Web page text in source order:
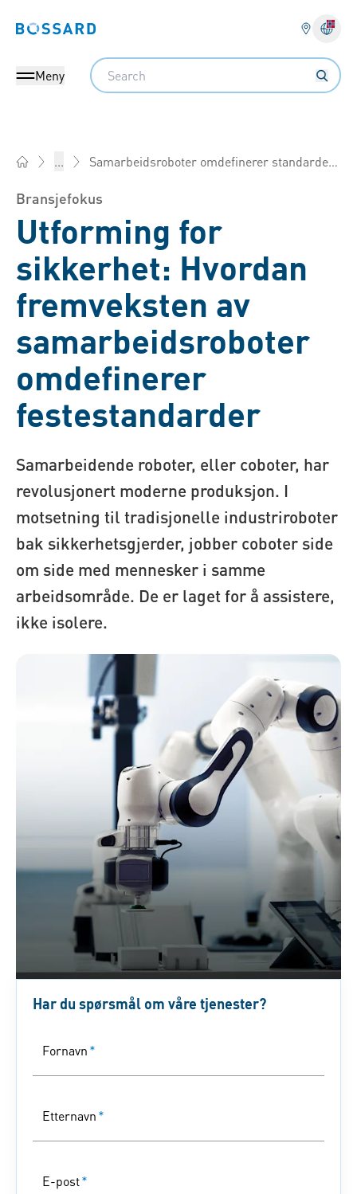
Bossard homepage
Meny
Search
... Samarbeidsroboter omdefinerer standarder for festing
Bransjefokus
Utforming for
sikkerhet: Hvordan
fremveksten av
samarbeidsroboter
omdefinerer
festestandarder
Samarbeidende roboter, eller coboter, har
revolusjonert moderne produksjon. I
motsetning til tradisjonelle industriroboter
bak sikkerhetsgjerder, jobber coboter side
om side med mennesker i samme
arbeidsområde. De er laget for å assistere,
ikke isolere.
Har du spørsmål om våre tjenester?
Fornavn*
Etternavn*
E-post*